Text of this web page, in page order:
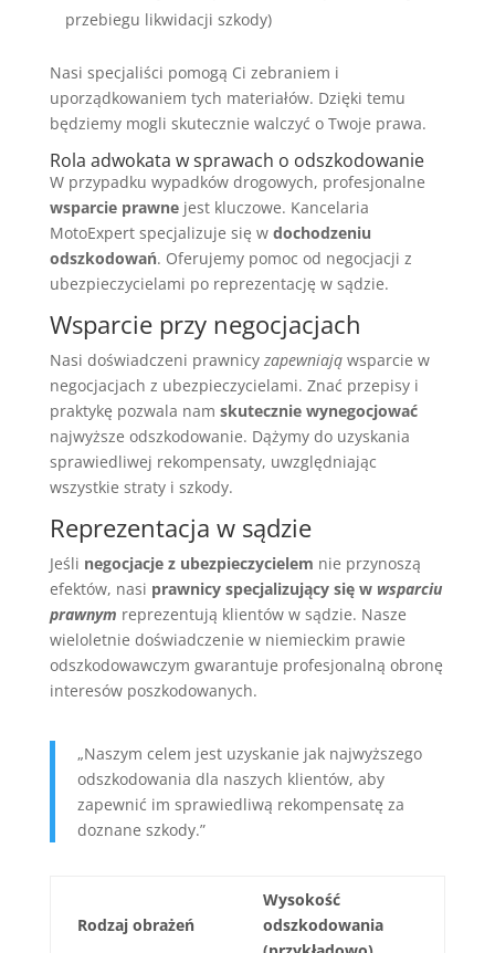
przebiegu likwidacji szkody)
Nasi specjaliści pomogą Ci zebraniem i
uporządkowaniem tych materiałów. Dzięki temu
będziemy mogli skutecznie walczyć o Twoje prawa.
Rola adwokata w sprawach o odszkodowanie
W przypadku wypadków drogowych, profesjonalne
wsparcie prawnejest kluczowe. Kancelaria
MotoExpert specjalizuje się w dochodzeniu
odszkodowań. Oferujemy pomoc od negocjacji z
ubezpieczycielami po reprezentację w sądzie.
Wsparcie przy negocjacjach
Nasi doświadczeni prawnicy zapewniająwsparcie w
negocjacjach z ubezpieczycielami. Znać przepisy i
praktykę pozwala nam skutecznie wynegocjować
najwyższe odszkodowanie. Dążymy do uzyskania
sprawiedliwej rekompensaty, uwzględniając
wszystkie straty i szkody.
Reprezentacja w sądzie
Jeśli negocjacje z ubezpieczycielem nie przynoszą
efektów, nasi prawnicy specjalizujący się w wsparciu
prawnym reprezentują klientów w sądzie. Nasze
wieloletnie doświadczenie w niemieckim prawie
odszkodowawczym gwarantuje profesjonalną obronę
interesów poszkodowanych.
„Naszym celem jest uzyskanie jak najwyższego
odszkodowania dla naszych klientów, aby
zapewnić im sprawiedliwą rekompensatę za
doznane szkody.”
Rodzaj obrażeń
Wysokość
odszkodowania